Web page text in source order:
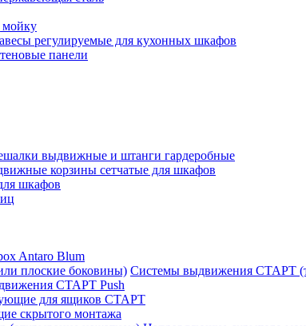
мойку
регулируемые для кухонных шкафов
панели
выдвижные и штанги гардеробные
корзины сетчатые для шкафов
шкафов
Antaro Blum
Системы выдвижения СТАРТ
СТАРТ Push
для ящиков СТАРТ
скрытого монтажа